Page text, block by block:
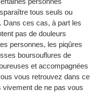
tous seuls ou
Dans ces cas, à part les
pas de douleurs
personnes, les piqûres
boursouflures de
et accompagnées
vous retrouvez dans ce
de ne pas vous